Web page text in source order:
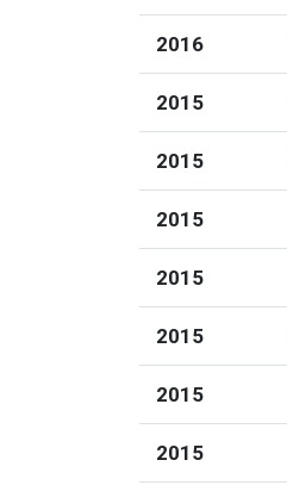
2016
2015
2015
2015
2015
2015
2015
2015